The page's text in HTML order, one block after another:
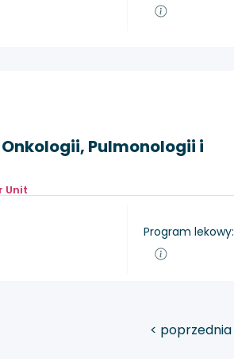
Pulmonologii i
Unit
Program lekowy:
< poprzednia